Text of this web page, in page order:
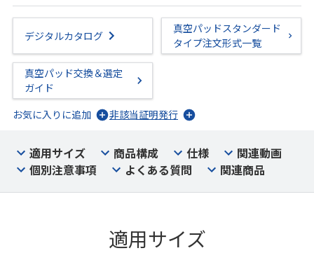
デジタルカタログ
真空パッドスタンダード
タイプ注文形式一覧
真空パッド交換＆選定
ガイド
お気に入りに追加
非該当証明発行
適用サイズ 商品構成 仕様
関連動画
個別注意事項
よくある質問 関連商品
適用サイズ